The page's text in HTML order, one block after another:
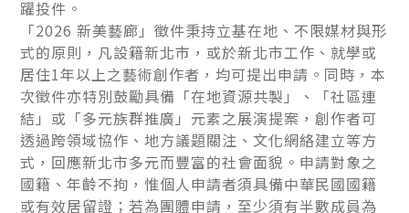
躍投件。
「2026 新美藝廊」徵件秉持立基在地、不限媒材與形
式的原則，凡設籍新北市，或於新北市工作、就學或
居住1年以上之藝術創作者，均可提出申請。同時，本
次徵件亦特別鼓勵具備「在地資源共製」、「社區連
結」或「多元族群推廣」元素之展演提案，創作者可
透過跨領域協作、地方議題關注、文化網絡建立等方
式，回應新北市多元而豐富的社會面貌。申請對象之
國籍、年齡不拘，惟個人申請者須具備中華民國國籍
或有效居留證；若為團體申請，至少須有半數成員為